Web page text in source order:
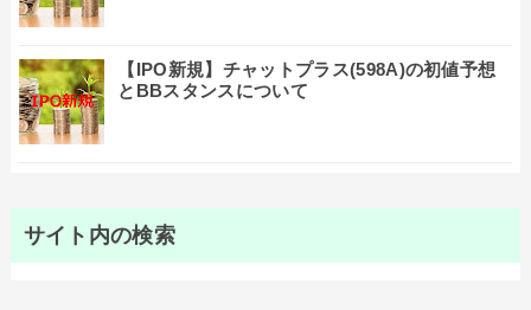
【IPO新規】チャットプラス(598A)の初値予想
とBBスタンスについて
サイト内の検索